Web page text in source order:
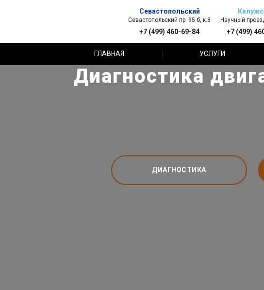
Севастопольский
Севастопольский пр. 95 б, к.8
+7 (499) 460-69-84
Научный
+7 (499)
ГЛАВНАЯ УСЛУГИ
Диагностика
ДИАГНОСТИКА